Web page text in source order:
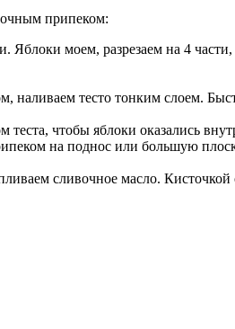
припеком:
Яблоки моем, разрезаем на 4
наливаем тесто тонким слоем.
теста, чтобы яблоки оказались
на поднос или большую
сливочное масло.